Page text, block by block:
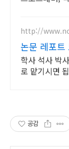
http://
논문 레포트
학사 석사 박
로 맡기시면
공감